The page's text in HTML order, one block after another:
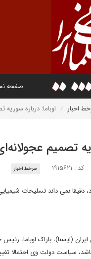
صفحه
اخبار اوباما: درباره
تصمیم
کد : ۱۹۱۵۶۲۱ سرخط اخبار
دقیقا نمی داند تسلیحات
(ایسنا)، باراک اوباما،
سیاست دولت وی احتمالا